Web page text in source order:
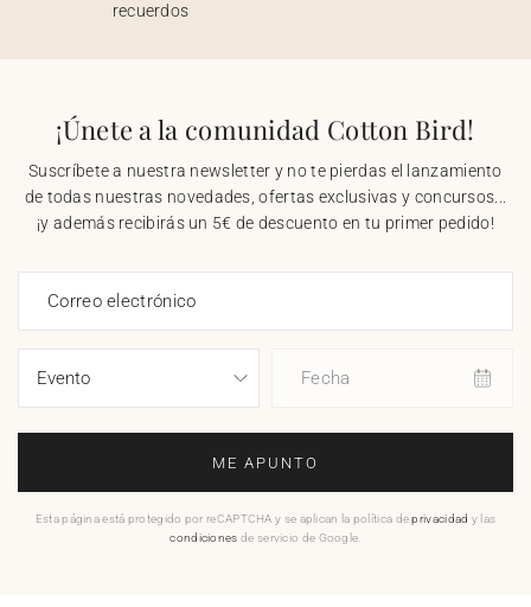
recuerdos
¡Únete a la comunidad Cotton Bird!
Suscríbete a nuestra newsletter y no te pierdas el lanzamiento
de todas nuestras novedades, ofertas exclusivas y concursos...
¡y además recibirás un 5€ de descuento en tu primer pedido!
Correo electrónico
Fecha
ME APUNTO
Esta página está protegido por reCAPTCHA y se aplican la política deprivacidad y las
condiciones de servicio de Google.